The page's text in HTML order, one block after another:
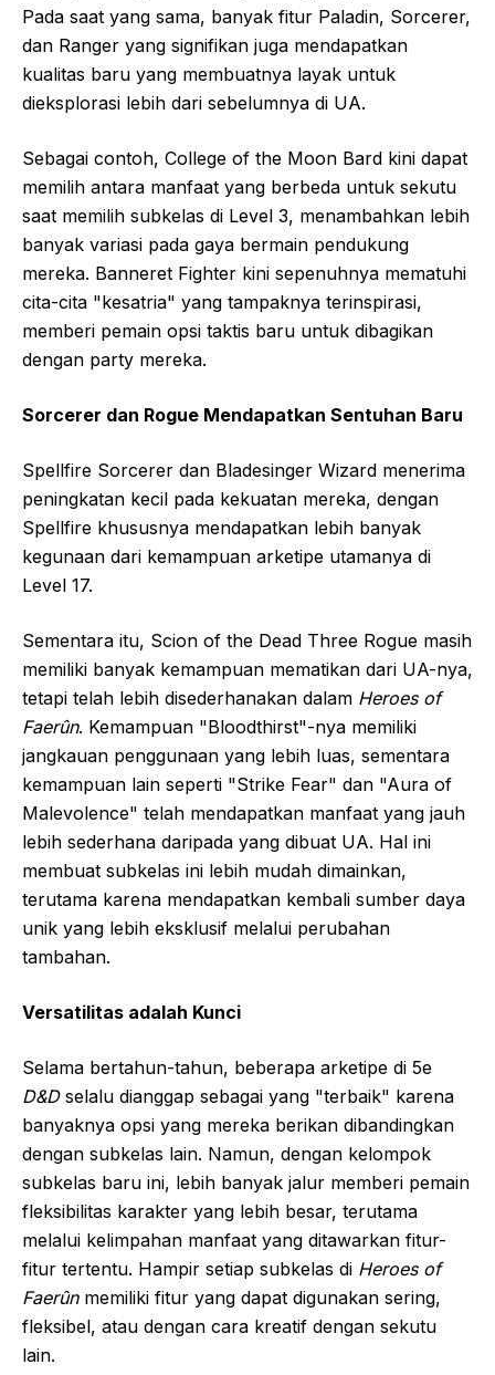
Pada saat yang sama, banyak fitur Paladin, Sorcerer,
dan Ranger yang signifikan juga mendapatkan
kualitas baru yang membuatnya layak untuk
dieksplorasi lebih dari sebelumnya di UA.
Sebagai contoh, College of the Moon Bard kini dapat
memilih antara manfaat yang berbeda untuk sekutu
saat memilih subkelas di Level 3, menambahkan lebih
banyak variasi pada gaya bermain pendukung
mereka. Banneret Fighter kini sepenuhnya mematuhi
cita-cita "kesatria" yang tampaknya terinspirasi,
memberi pemain opsi taktis baru untuk dibagikan
dengan party mereka.
Sorcerer dan Rogue Mendapatkan Sentuhan Baru
Spellfire Sorcerer dan Bladesinger Wizard menerima
peningkatan kecil pada kekuatan mereka, dengan
Spellfire khususnya mendapatkan lebih banyak
kegunaan dari kemampuan arketipe utamanya di
Level 17.
Sementara itu, Scion of the Dead Three Rogue masih
memiliki banyak kemampuan mematikan dari UA-nya,
tetapi telah lebih disederhanakan dalam Heroes of
Faerûn. Kemampuan "Bloodthirst"-nya memiliki
jangkauan penggunaan yang lebih luas, sementara
kemampuan lain seperti "Strike Fear" dan "Aura of
Malevolence" telah mendapatkan manfaat yang jauh
lebih sederhana daripada yang dibuat UA. Hal ini
membuat subkelas ini lebih mudah dimainkan,
terutama karena mendapatkan kembali sumber daya
unik yang lebih eksklusif melalui perubahan
tambahan.
Versatilitas adalah Kunci
Selama bertahun-tahun, beberapa arketipe di 5e
D&Dselalu dianggap sebagai yang "terbaik" karena
banyaknya opsi yang mereka berikan dibandingkan
dengan subkelas lain. Namun, dengan kelompok
subkelas baru ini, lebih banyak jalur memberi pemain
fleksibilitas karakter yang lebih besar, terutama
melalui kelimpahan manfaat yang ditawarkan fitur-
fitur tertentu. Hampir setiap subkelas di Heroes of
Faerûnmemiliki fitur yang dapat digunakan sering,
fleksibel, atau dengan cara kreatif dengan sekutu
lain.